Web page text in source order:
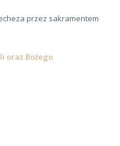
przez sakramentem
oraz Bożego